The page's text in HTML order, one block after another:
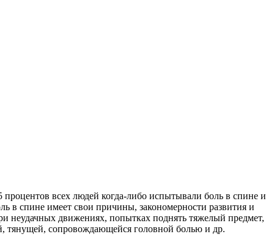
всех людей когда-либо испытывали боль в спине и
в спине имеет свои причины, закономерности развития и
неудачных движениях, попытках поднять тяжелый предмет,
тянущей, сопровождающейся головной болью и др.